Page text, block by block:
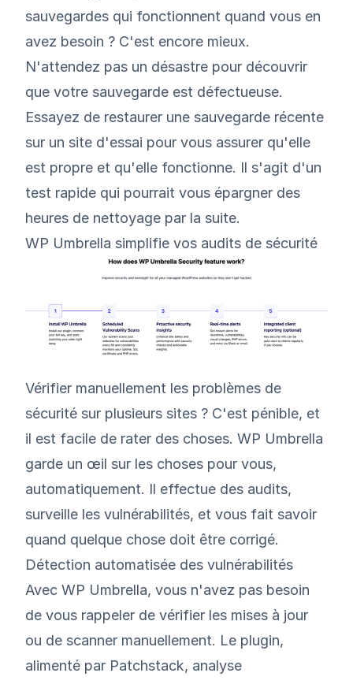
sauvegardes qui fonctionnent quand vous en
avez besoin ? C'est encore mieux.
N'attendez pas un désastre pour découvrir
que votre sauvegarde est défectueuse.
Essayez de restaurer une sauvegarde récente
sur un site d'essai pour vous assurer qu'elle
est propre et qu'elle fonctionne. Il s'agit d'un
test rapide qui pourrait vous épargner des
heures de nettoyage par la suite.
WP Umbrella simplifie vos audits de sécurité
Vérifier manuellement les problèmes de
sécurité sur plusieurs sites ? C'est pénible, et
il est facile de rater des choses. WP Umbrella
garde un œil sur les choses pour vous,
automatiquement. Il effectue des audits,
surveille les vulnérabilités, et vous fait savoir
quand quelque chose doit être corrigé.
Détection automatisée des vulnérabilités
Avec WP Umbrella, vous n'avez pas besoin
de vous rappeler de vérifier les mises à jour
ou de scanner manuellement. Le plugin,
alimenté par Patchstack, analyse